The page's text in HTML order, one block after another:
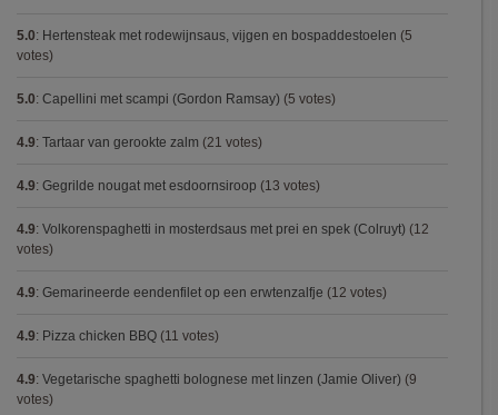
5.0: Hertensteak met rodewijnsaus, vijgen en bospaddestoelen (5
votes)
5.0: Capellini met scampi (Gordon Ramsay) (5 votes)
4.9: Tartaar van gerookte zalm (21 votes)
4.9: Gegrilde nougat met esdoornsiroop (13 votes)
4.9: Volkorenspaghetti in mosterdsaus met prei en spek (Colruyt) (12
votes)
4.9: Gemarineerde eendenfilet op een erwtenzalfje (12 votes)
4.9: Pizza chicken BBQ (11 votes)
4.9: Vegetarische spaghetti bolognese met linzen (Jamie Oliver) (9
votes)